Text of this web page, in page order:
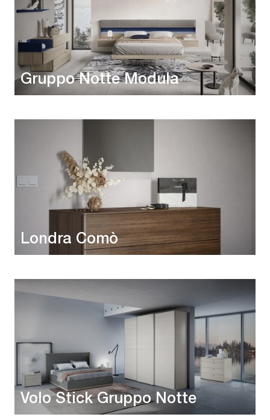
Gruppo Notte Modula
Londra Comò
Volo Stick Gruppo Notte